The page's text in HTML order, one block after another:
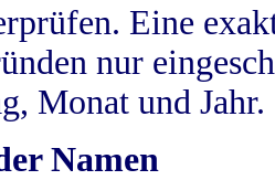
Eine
nur
Monat und Jahr.
Namen